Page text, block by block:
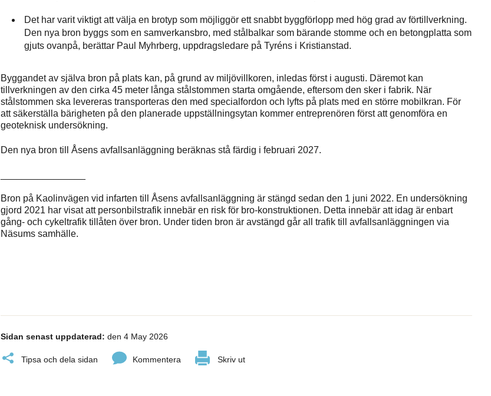
Det har varit viktigt att välja en brotyp som möjliggör ett snabbt byggförlopp med hög grad av förtillverkning.
Den nya bron byggs som en samverkansbro, med stålbalkar som bärande stomme och en betongplatta som
gjuts ovanpå, berättar Paul Myhrberg, uppdragsledare på Tyréns i Kristianstad.
Byggandet av själva bron på plats kan, på grund av miljövillkoren, inledas först i augusti. Däremot kan
tillverkningen av den cirka 45 meter långa stålstommen starta omgående, eftersom den sker i fabrik. När
stålstommen ska levereras transporteras den med specialfordon och lyfts på plats med en större mobilkran. För
att säkerställa bärigheten på den planerade uppställningsytan kommer entreprenören först att genomföra en
geoteknisk undersökning.
Den nya bron till Åsens avfallsanläggning beräknas stå färdig i februari 2027.
Bron på Kaolinvägen vid infarten till Åsens avfallsanläggning är stängd sedan den 1 juni 2022. En undersökning
gjord 2021 har visat att personbilstrafik innebär en risk för bro-konstruktionen. Detta innebär att idag är enbart
gång- och cykeltrafik tillåten över bron. Under tiden bron är avstängd går all trafik till avfallsanläggningen via
Näsums samhälle.
Sidan senast uppdaterad: den 4 May 2026
Tipsa och dela sidan Kommentera Skriv ut